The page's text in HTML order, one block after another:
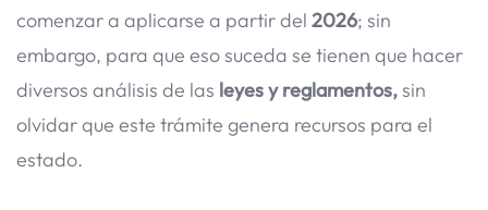
comenzar a aplicarse a partir del 2026; sin
embargo, para que eso suceda se tienen que hacer
diversos análisis de las leyes y reglamentos,sin
olvidar que este trámite genera recursos para el
estado.